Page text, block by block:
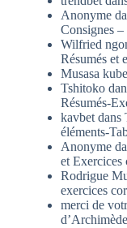
Anonyme
Consignes –
Wilfried
Résumés et
Musasa
Tshitoko
Résumés-
kavbet dans
éléments-
Anonyme
et Exercices
Rodrigue
exercices
merci de